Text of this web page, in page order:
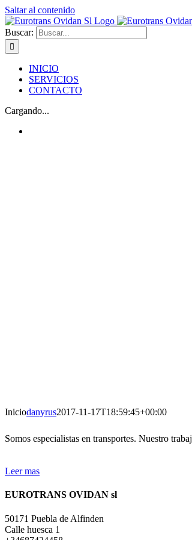
Saltar al contenido
Buscar:
INICIO
SERVICIOS
CONTACTO
Cargando...
Iniciodanyrus2017-11-17T18:59:45+00:00
Somos especialistas en transportes. Nuestro
Leer mas
EUROTRANS OVIDAN sl
50171 Puebla de Alfinden
Calle huesca 1